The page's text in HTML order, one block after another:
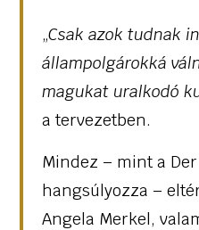
„Csak azok tudnak
állampolgárokká
magukat uralkodó
a tervezetben.
Mindez – mint a
hangsúlyozza –
Angela Merkel,